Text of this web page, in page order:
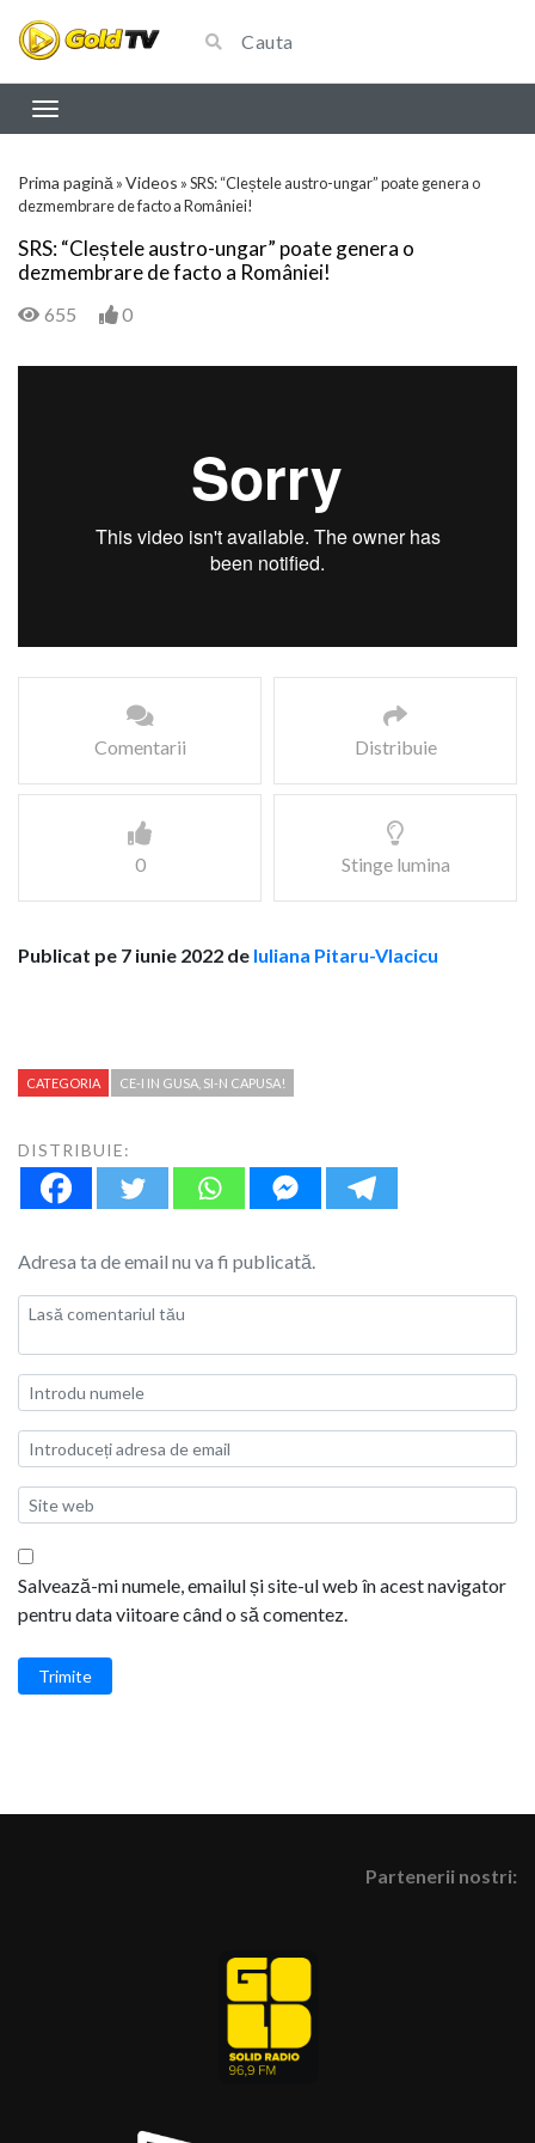
Prima pagină »Videos »SRS: “Cleștele austro-ungar” poate genera o
dezmembrare de facto a României!
SRS: “Cleștele austro-ungar” poate genera o
dezmembrare de facto a României!
655 0
Comentarii Distribuie
0 Stinge lumina
Publicat pe 7 iunie 2022 de Iuliana Pitaru-Vlacicu
CATEGORIA CE-I IN GUSA, SI-N CAPUSA!
DISTRIBUIE:
Adresa ta de email nu va fi publicată.
Salvează-mi numele, emailul și site-ul web în acest navigator
pentru data viitoare când o să comentez.
Trimite
Partenerii nostri: